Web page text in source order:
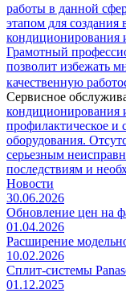
работы в данной
этапом для
кондиционирования
Грамотный
позволит избежать
качественную
Сервисное
кондиционирования
профилактическое и
оборудования.
серьезным
последствиям и
Новости
30.06.2026
Обновление цен на
01.04.2026
Расширение
10.02.2026
Сплит-системы
01.12.2025